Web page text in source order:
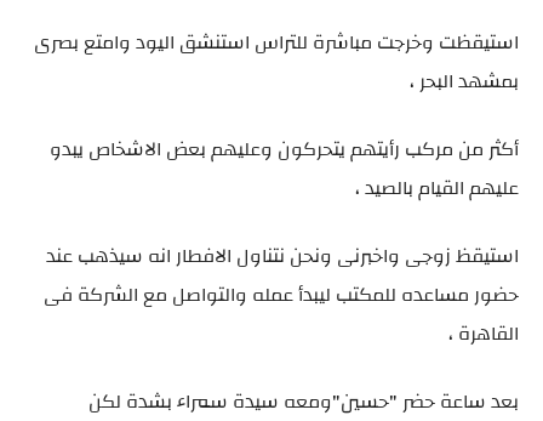
استيقظت وخرجت مباشرة للتراس استنشق اليود وامتع بصرى
بمشهد البحر ،
أكثر من مركب رأيتهم يتحركون وعليهم بعض الاشخاص يبدو
عليهم القيام بالصيد ،
استيقظ زوجى واخبرنى ونحن نتناول الافطار انه سيذهب عند
حضور مساعده للمكتب ليبدأ عمله والتواصل مع الشركة فى
القاهرة ،
بعد ساعة حضر "حسين"ومعه سيدة سمراء بشدة لكن